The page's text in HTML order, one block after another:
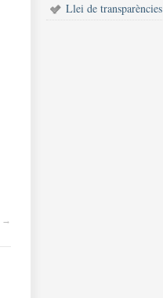
→
Llei de transparències